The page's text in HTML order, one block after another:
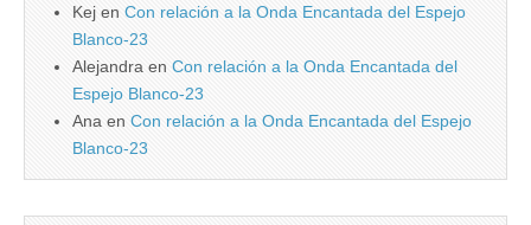
Kej en Con relación a la Onda Encantada del Espejo
Blanco-23
Alejandra en Con relación a la Onda Encantada del
Espejo Blanco-23
Ana en Con relación a la Onda Encantada del Espejo
Blanco-23